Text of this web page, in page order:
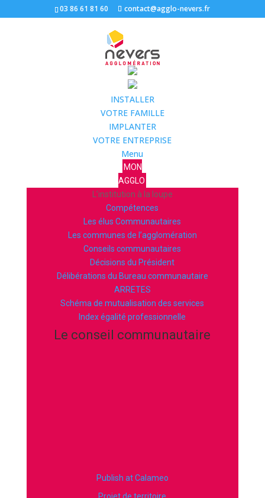
03 86 61 81 60 contact@agglo-nevers.fr
INSTALLER
VOTRE FAMILLE
IMPLANTER
VOTRE ENTREPRISE
Menu
MON
AGGLO
L’institution à la loupe
Compétences
Les élus Communautaires
Les communes de l’agglomération
Conseils communautaires
Décisions du Président
Délibérations du Bureau communautaire
ARRETES
Schéma de mutualisation des services
Index égalité professionnelle
Le conseil communautaire
Publish at Calameo